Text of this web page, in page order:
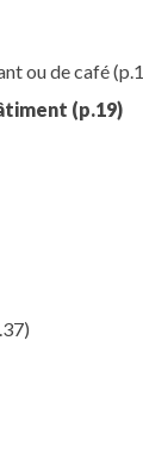
ou de café
(p.19)